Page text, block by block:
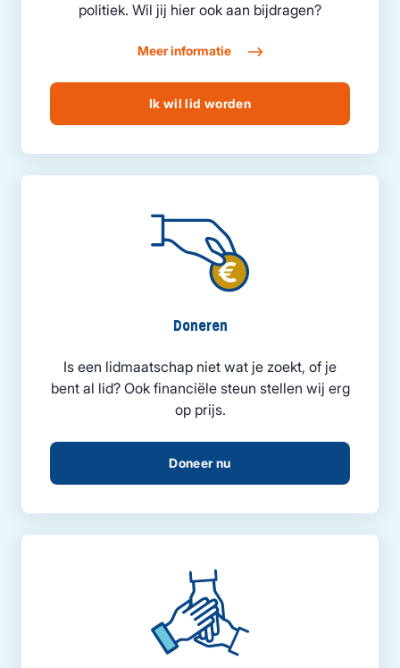
politiek. Wil jij hier ook aan bijdragen?
Meer informatie
Ik wil lid worden
Doneren
Is een lidmaatschap niet wat je zoekt, of je
bent al lid? Ook financiële steun stellen wij erg
op prijs.
Doneer nu